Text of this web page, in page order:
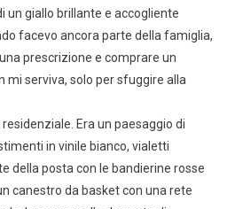
un giallo brillante e accogliente
facevo ancora parte della famiglia,
prescrizione e comprare un
mi serviva, solo per sfuggire alla
Era un paesaggio di
in vinile bianco, vialetti
della posta con le bandierine rosse
canestro da basket con una rete